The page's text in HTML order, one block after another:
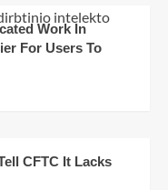
Work In
For Users To
CFTC It Lacks